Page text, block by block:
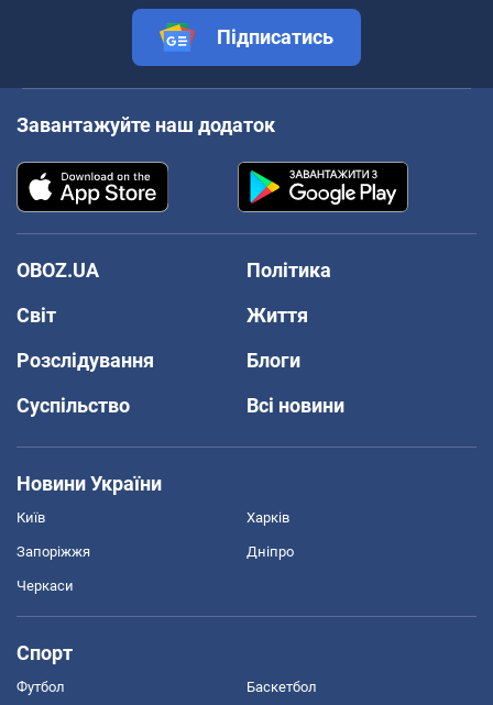
Підписатись
Завантажуйте наш додаток
OBOZ.UA
Політика
Світ
Життя
Розслідування
Блоги
Суспільство
Всі новини
Новини України
Київ Харків
Запоріжжя Дніпро
Черкаси
Спорт
Футбол Баскетбол